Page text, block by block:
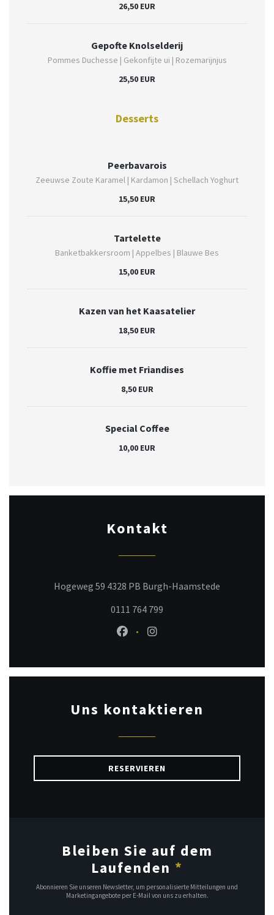
26,50 EUR
Gepofte Knolselderij
Pommes Duchesse | Gekonfijte ui | Rozemarijnjus
25,50 EUR
Desserts
Peerbavarois
Zeeuwse Zoute Karamel | Kardamon | Schellach Yoghurt
15,50 EUR
Tartelette
Banketbakkersroom | Appelbes | Blauwe Bes
15,00 EUR
Kazen van het Kaasatelier
18,50 EUR
Koffie met Friandises
8,50 EUR
Special Coffee
10,00 EUR
Kontakt
Hogeweg 59 4328 PB Burgh-Haamstede
0111 764 799
Facebook ((öffnet ein neues
Instagram ((öffnet ein
Uns kontaktieren
RESERVIEREN
Bleiben Sie auf dem
Laufenden *
Abonnieren Sie unseren Newsletter, um personalisierte Mitteilungen und
Marketingangebote per E-Mail von uns zu erhalten.